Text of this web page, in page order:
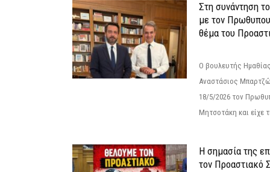
Στη συνάντηση
με τον
θέμα του
Ο βουλευτής
Αναστάσιος
18/5/2026 τον
Μητσοτάκη και είχε
Η σημασία της
τον Προαστιακό